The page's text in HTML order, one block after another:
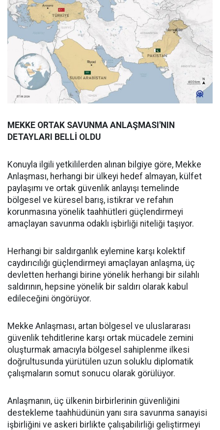
MEKKE ORTAK SAVUNMA ANLAŞMASI'NIN
DETAYLARI BELLİ OLDU
Konuyla ilgili yetkililerden alınan bilgiye göre, Mekke
Anlaşması, herhangi bir ülkeyi hedef almayan, külfet
paylaşımı ve ortak güvenlik anlayışı temelinde
bölgesel ve küresel barış, istikrar ve refahın
korunmasına yönelik taahhütleri güçlendirmeyi
amaçlayan savunma odaklı işbirliği niteliği taşıyor.
Herhangi bir saldırganlık eylemine karşı kolektif
caydırıcılığı güçlendirmeyi amaçlayan anlaşma, üç
devletten herhangi birine yönelik herhangi bir silahlı
saldırının, hepsine yönelik bir saldırı olarak kabul
edileceğini öngörüyor.
Mekke Anlaşması, artan bölgesel ve uluslararası
güvenlik tehditlerine karşı ortak mücadele zemini
oluşturmak amacıyla bölgesel sahiplenme ilkesi
doğrultusunda yürütülen uzun soluklu diplomatik
çalışmaların somut sonucu olarak görülüyor.
Anlaşmanın, üç ülkenin birbirlerinin güvenliğini
destekleme taahhüdünün yanı sıra savunma sanayisi
işbirliğini ve askeri birlikte çalışabilirliği geliştirmeyi